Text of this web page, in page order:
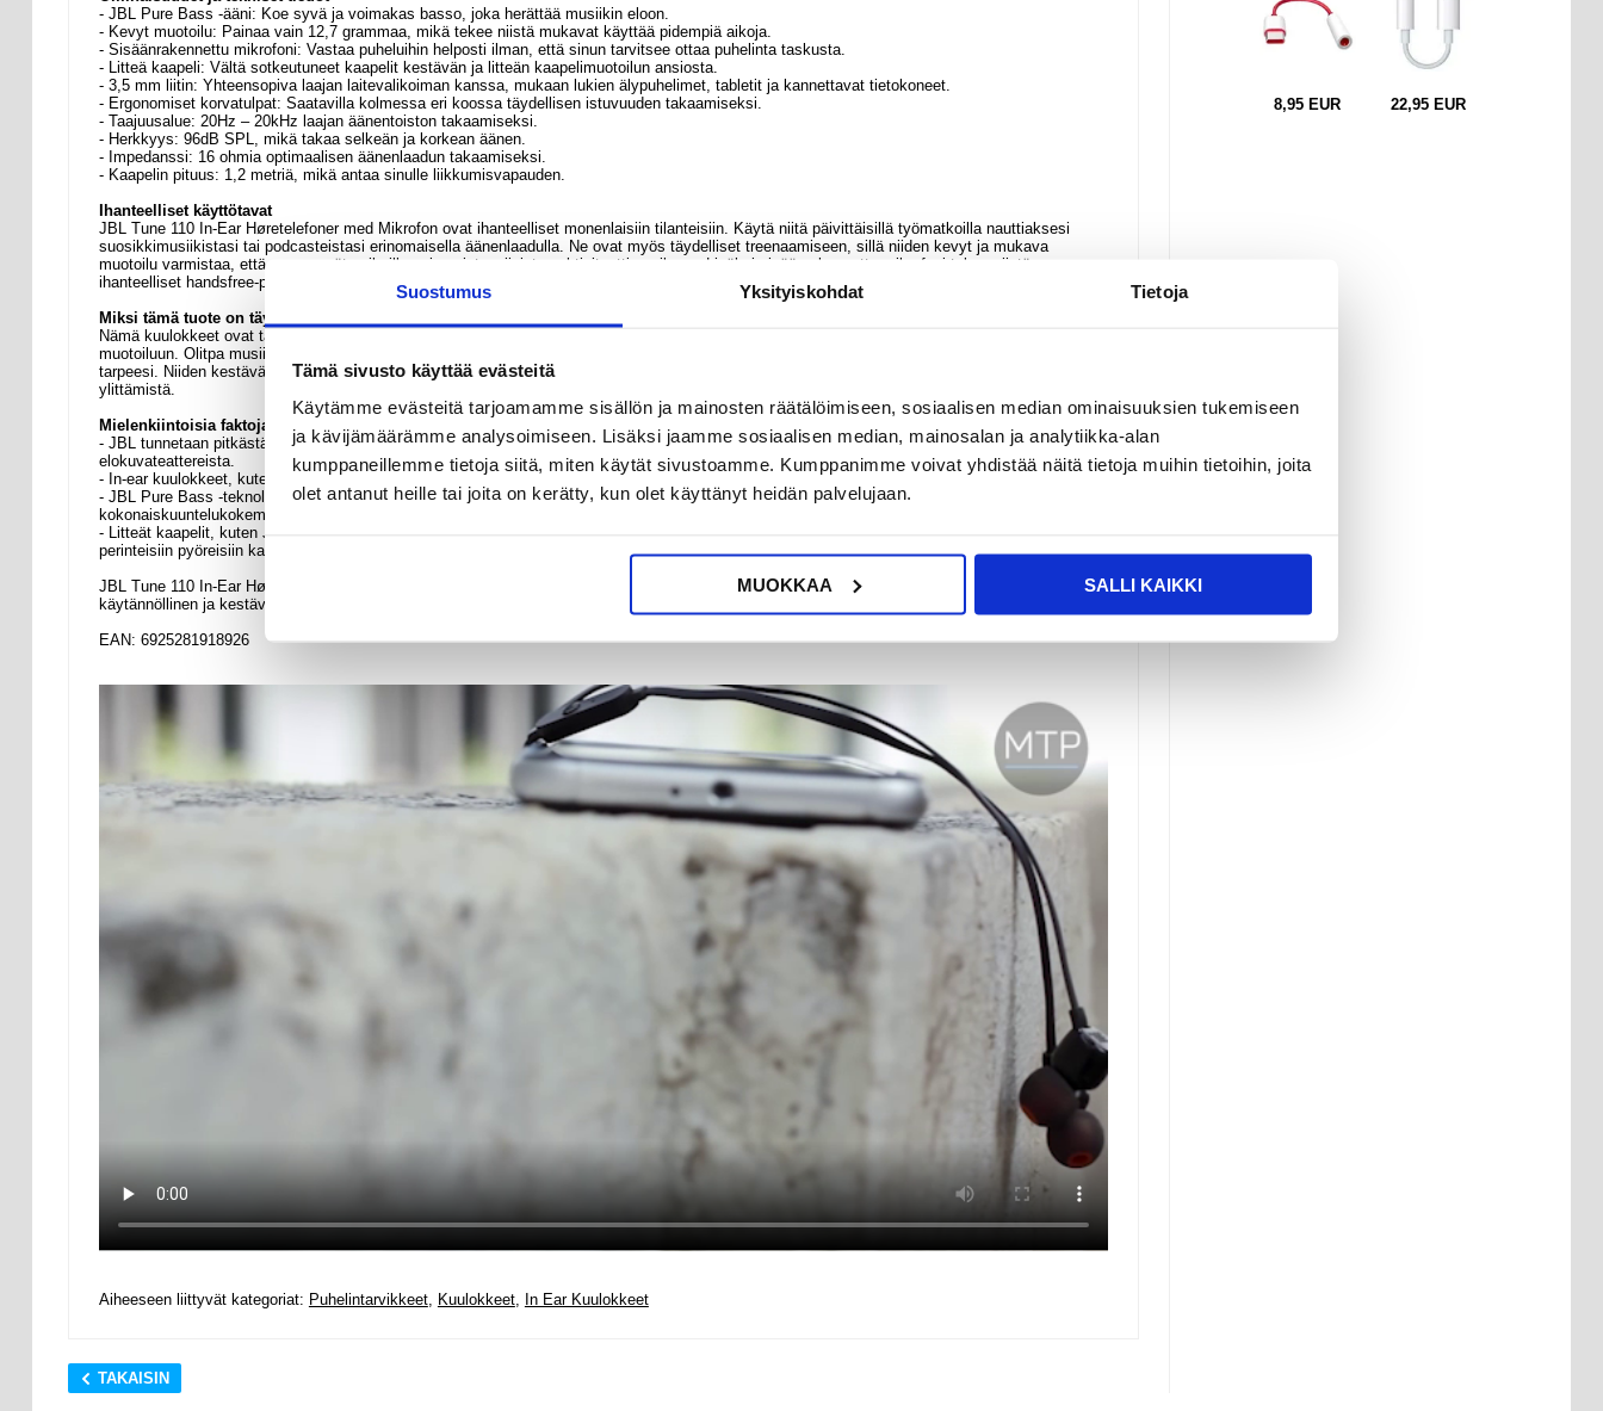
Suostumus Yksityiskohdat Tietoja
Tämä sivusto käyttää evästeitä
Käytämme evästeitä tarjoamamme sisällön ja mainosten räätälöimiseen, sosiaalisen median ominaisuuksien tukemiseen
ja kävijämäärämme analysoimiseen. Lisäksi jaamme sosiaalisen median, mainosalan ja analytiikka-alan
kumppaneillemme tietoja siitä, miten käytät sivustoamme. Kumppanimme voivat yhdistää näitä tietoja muihin tietoihin, joita
olet antanut heille tai joita on kerätty, kun olet käyttänyt heidän palvelujaan.
MUOKKAA SALLI KAIKKI
- JBL Pure Bass -ääni: Koe syvä ja voimakas basso, joka herättää musiikin eloon.
- Kevyt muotoilu: Painaa vain 12,7 grammaa, mikä tekee niistä mukavat käyttää pidempiä aikoja.
- Sisäänrakennettu mikrofoni: Vastaa puheluihin helposti ilman, että sinun tarvitsee ottaa puhelinta taskusta.
- Litteä kaapeli: Vältä sotkeutuneet kaapelit kestävän ja litteän kaapelimuotoilun ansiosta.
- 3,5 mm liitin: Yhteensopiva laajan laitevalikoiman kanssa, mukaan lukien älypuhelimet, tabletit ja kannettavat tietokoneet.
- Ergonomiset korvatulpat: Saatavilla kolmessa eri koossa täydellisen istuvuuden takaamiseksi.
- Taajuusalue: 20Hz – 20kHz laajan äänentoiston takaamiseksi.
- Herkkyys: 96dB SPL, mikä takaa selkeän ja korkean äänen.
- Impedanssi: 16 ohmia optimaalisen äänenlaadun takaamiseksi.
- Kaapelin pituus: 1,2 metriä, mikä antaa sinulle liikkumisvapauden.
Ihanteelliset käyttötavat
JBL Tune 110 In-Ear Høretelefoner med Mikrofon ovat ihanteelliset monenlaisiin tilanteisiin. Käytä niitä päivittäisillä työmatkoilla nauttiaksesi
suosikkimusiikistasi tai podcasteistasi erinomaisella äänenlaadulla. Ne ovat myös täydelliset treenaamiseen, sillä niiden kevyt ja mukava
muotoilu varmistaa, että ne pysyvät paikoillaan jopa intensiivisten aktiviteettien aikana. Lisäksi sisäänrakennettu mikrofoni tekee niistä
ihanteelliset handsfree-puheluihin, mikä on kätevää, kun olet liikkeellä tai multitaskaat.
Miksi tämä tuote on täydellinen ostos
Nämä kuulokkeet ovat täydellinen ostos, koska ne yhdistävät JBL:n tunnetun äänenlaadun käytännöllisiin ominaisuuksiin ja mukavaan
muotoiluun. Olitpa musiikin ystävä, kiireinen ammattilainen tai kuntoilun harrastaja, JBL Tune 110 In-Ear Høretelefoner med Mikrofon täyttää
tarpeesi. Niiden kestävä rakenne ja kohtuullinen hinta tekevät niistä erinomaisen valinnan kaikille, jotka haluavat korkeaa laatua ilman budjetin
ylittämistä.
Mielenkiintoisia faktoja
- JBL tunnetaan pitkästä historiastaan ääniteknologian parissa ja on toimittanut äänilaitteita joihinkin maailman ikonisimmista konserttipaikoista ja
elokuvateattereista.
- In-ear kuulokkeet, kuten JBL Tune 110, ovat suosittuja kompaktin kokonsa ja kyvynsä ansiosta tuottaa voimakasta ääntä pienessä muodossa.
- JBL Pure Bass -teknologia, joka löytyy näistä kuulokkeista, on kehitetty tuottamaan syvempi ja resonanssisempi basso, mikä parantaa
kokonaiskuuntelukokemusta.
- Litteät kaapelit, kuten JBL Tune 110:ssa käytetyt, on suunniteltu olemaan kestävämpiä ja vähemmän alttiita sotkeutumiselle verrattuna
perinteisiin pyöreisiin kaapeleihin.
JBL Tune 110 In-Ear Høretelefoner med Mikrofon tarjoaa sinulle paitsi upean äänikokemuksen, myös tuotteen, joka on suunniteltu olemaan
käytännöllinen ja kestävä. Tee päivittäisestä kuuntelustasi nautinto näillä suorituskykyisillä kuulokkeilla.
EAN: 6925281918926
Aiheeseen liittyvät kategoriat: Puhelintarvikkeet, Kuulokkeet, In Ear Kuulokkeet
TAKAISIN
Valkoinen
8,95 EUR 22,95 EUR